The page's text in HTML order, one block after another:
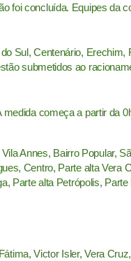
foi concluída. Equipes da
Sul, Centenário, Erechim,
submetidos ao
começa a partir da
Annes, Bairro Popular,
Centro, Parte alta Vera
Parte alta Petrópolis,
Victor Isler, Vera Cruz,